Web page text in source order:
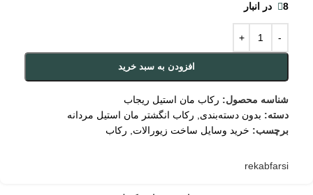
8 در انبار
افزودن به سبد خرید
شناسه محصول: رکاب مان استیل ریجاب
دسته: بدون دسته‌بندی
رکاب انگشتر مان استیل مردانه
برچسب: خرید وسایل ساخت زیورالات رکاب
rekabfarsi